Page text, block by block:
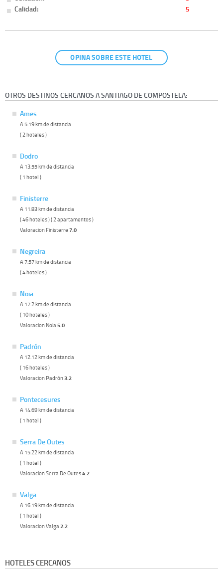
Calidad:
5
OPINA SOBRE ESTE HOTEL
OTROS DESTINOS CERCANOS A SANTIAGO DE COMPOSTELA:
Ames
A 5.19 km de distancia
( 2 hoteles )
Dodro
A 13.55 km de distancia
( 1 hotel )
Finisterre
A 11.83 km de distancia
( 46 hoteles ) ( 2 apartamentos )
Valoracion Finisterre 7.0
Negreira
A 7.57 km de distancia
( 4 hoteles )
Noia
A 17.2 km de distancia
( 10 hoteles )
Valoracion Noia5.0
Padrón
A 12.12 km de distancia
( 16 hoteles )
Valoracion Padrón3.2
Pontecesures
A 14.69 km de distancia
( 1 hotel )
Serra De Outes
A 15.22 km de distancia
( 1 hotel )
Valoracion Serra De Outes4.2
Valga
A 16.19 km de distancia
( 1 hotel )
Valoracion Valga2.2
HOTELES CERCANOS